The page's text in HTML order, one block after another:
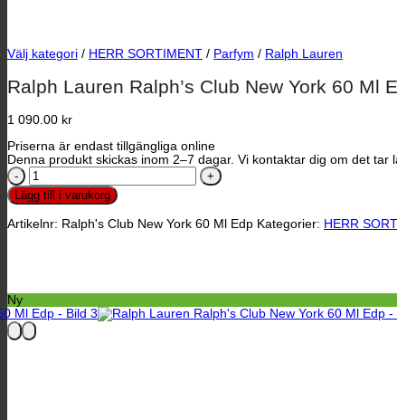
Välj kategori / HERR SORTIMENT / Parfym / Ralph Lauren
Ralph Lauren Ralph’s Club New York 60 Ml
1 090.00 kr
Priserna är endast tillgängliga online
Denna produkt skickas inom 2–7 dagar. Vi kontaktar dig om det tar
Ralph
Lauren
Ralph's
New
mängd
Lägg till i varukorg
Artikelnr: Ralph's Club New York 60 Ml Edp Kategorier: HERR
Ny